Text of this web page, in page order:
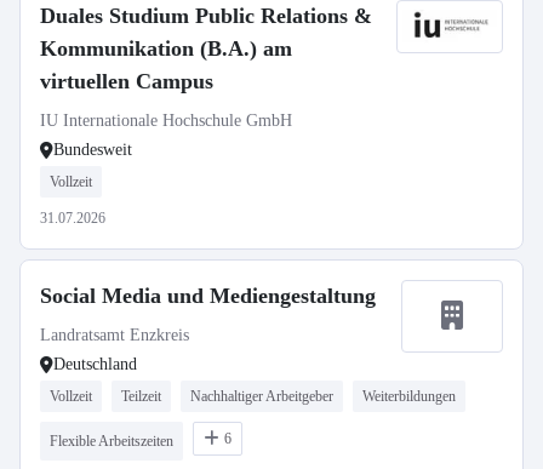
Duales Studium Public Relations &
Kommunikation (B.A.) am
virtuellen Campus
IU Internationale Hochschule GmbH
Bundesweit
Vollzeit
31.07.2026
Social Media und Mediengestaltung
Landratsamt Enzkreis
Deutschland
Vollzeit Teilzeit Nachhaltiger Arbeitgeber Weiterbildungen
Flexible Arbeitszeiten 6